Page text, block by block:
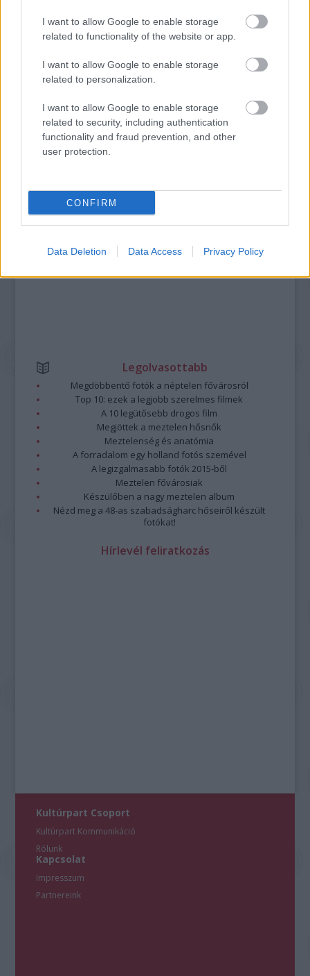
I want to allow Google to enable storage
related to functionality of the website or app.
I want to allow Google to enable storage
related to personalization.
I want to allow Google to enable storage
related to security, including authentication
functionality and fraud prevention, and other
user protection.
CONFIRM
Data Deletion Data Access Privacy Policy
AZ EMBERSÉG ÜNNEPE
A hozzászólások avonatkozó jogszabályok
minősülnek, értük aszolgáltatás technikai
Felhasználási feltételekben adatvédelmi tájékoztatóban
Legolvasottabb
Megdöbbentő fotók a néptelen fővárosról
Top 10: ezek a legjobb szerelmes filmek
A 10 legütősebb drogos film
Megjöttek a meztelen hősnők
Meztelenség és anatómia
A forradalom egy holland fotós szemével
A legizgalmasabb fotók 2015-ből
Meztelen fővárosiak
Készülőben a nagy meztelen album
Nézd meg a 48-as szabadságharc hőseiről készült
fotókat!
Hírlevél feliratkozás
Kultúrpart Csoport
Kultúrpart Kommunikáció
Rólunk
Kapcsolat
Impresszum
Partnereink